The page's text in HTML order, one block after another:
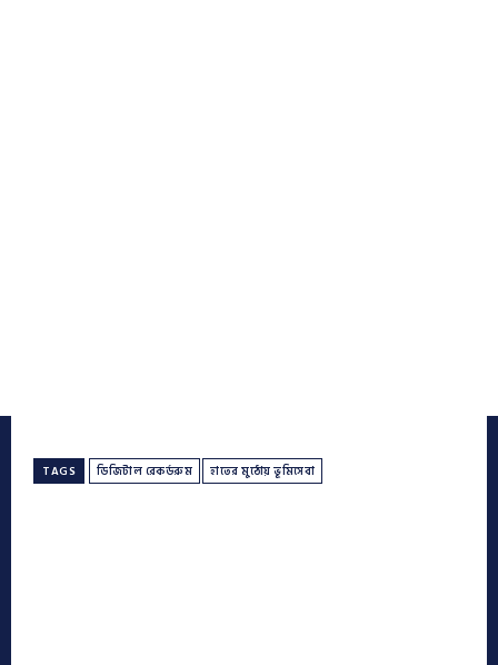
TAGS ডিজিটাল রেকর্ডরুম হাতের মুঠোয় ভূমিসেবা